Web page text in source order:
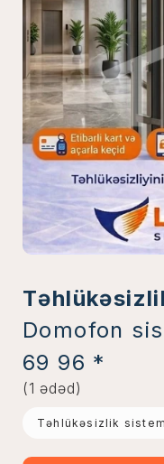
Domofon
69 96 *
(1 ədəd)
Təhlükəsizlik